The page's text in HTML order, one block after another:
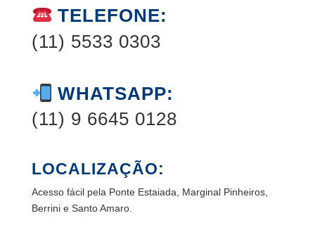
TELEFONE:
(11) 5533 0303
WHATSAPP:
(11) 9 6645 0128
LOCALIZAÇÃO:
Acesso fácil pela Ponte Estaiada, Marginal Pinheiros,
Berrini e Santo Amaro.